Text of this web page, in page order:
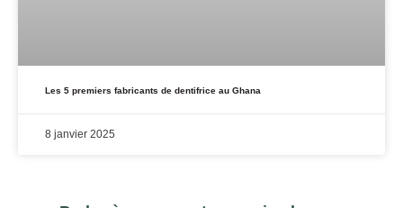
Les 5 premiers fabricants de dentifrice au Ghana
8 janvier 2025